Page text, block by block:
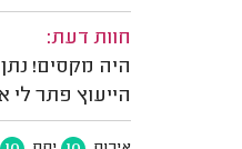
חוות דעת:
היה מקסים! נתן
הייעוץ פתר לי